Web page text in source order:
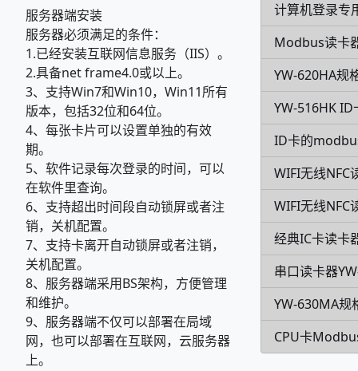
计算机登录专
Modbus读卡
YW-620HA规
YW-516HK
ID卡的
WIFI无线NFC
WIFI无线NFC
经典IC卡读卡
串口读卡器
YW-630MA规
CPU卡
服务器端安装
服务器必须满足的条件：
1.已经安装互联网信息服务（IIS）。
2.具备net frame4.0或以上。
3、支持Win7和Win10，Win11所有
版本，包括32位和64位。
4、每张卡片可以设置单独的有效
期。
5、软件记录每次登录的时间，可以
在软件里查询。
6、支持超出时间段自动锁屏或者注
销，关机配置。
7、支持卡离开自动锁屏或者注销，
关机配置。
8、服务器端采用BS架构，方便管理
和维护。
9、服务器端不仅可以部署在局域
网，也可以部署在互联网，云服务器
上。